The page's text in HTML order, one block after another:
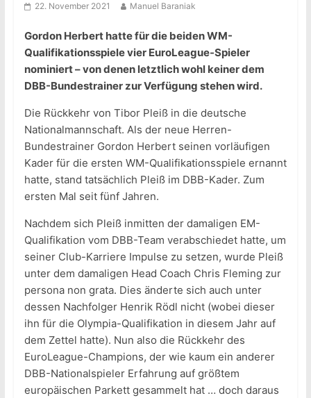
22. November 2021 Manuel Baraniak
Gordon Herbert hatte für die beiden WM-
Qualifikationsspiele vier EuroLeague-Spieler
nominiert – von denen letztlich wohl keiner dem
DBB-Bundestrainer zur Verfügung stehen wird.
Die Rückkehr von Tibor Pleiß in die deutsche
Nationalmannschaft. Als der neue Herren-
Bundestrainer Gordon Herbert seinen vorläufigen
Kader für die ersten WM-Qualifikationsspiele ernannt
hatte, stand tatsächlich Pleiß im DBB-Kader. Zum
ersten Mal seit fünf Jahren.
Nachdem sich Pleiß inmitten der damaligen EM-
Qualifikation vom DBB-Team verabschiedet hatte, um
seiner Club-Karriere Impulse zu setzen, wurde Pleiß
unter dem damaligen Head Coach Chris Fleming zur
persona non grata. Dies änderte sich auch unter
dessen Nachfolger Henrik Rödl nicht (wobei dieser
ihn für die Olympia-Qualifikation in diesem Jahr auf
dem Zettel hatte). Nun also die Rückkehr des
EuroLeague-Champions, der wie kaum ein anderer
DBB-Nationalspieler Erfahrung auf größtem
europäischen Parkett gesammelt hat … doch daraus